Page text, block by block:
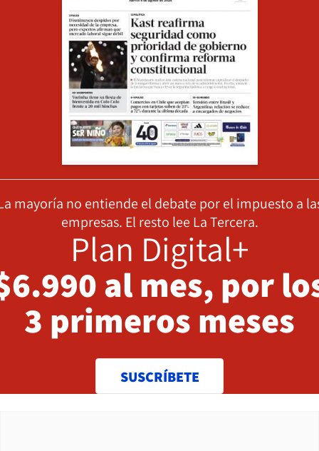
mayoría no entiende el debate por el impuesto a
empresas. El resto lee La Tercera.
Plan Digital+
al mes, por
3 primeros meses
SUSCRÍBETE